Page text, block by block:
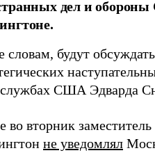
дел и
словам, будут
США Эдварда
во вторник
не уведомлял